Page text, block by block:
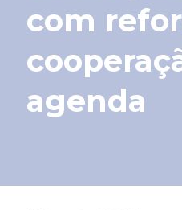
com
agenda